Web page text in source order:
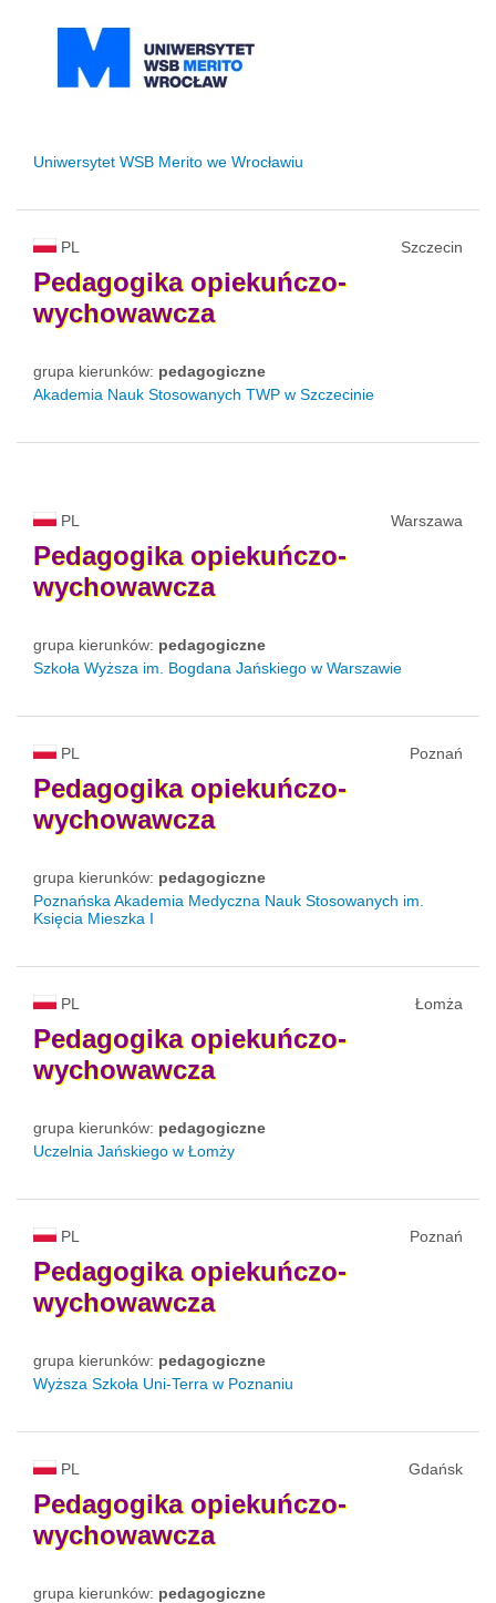
Uniwersytet WSB Merito we Wrocławiu
PL Szczecin
Pedagogika opiekuńczo-
wychowawcza
grupa kierunków: pedagogiczne
Akademia Nauk Stosowanych TWP w Szczecinie
PL Warszawa
Pedagogika opiekuńczo-
wychowawcza
grupa kierunków: pedagogiczne
Szkoła Wyższa im. Bogdana Jańskiego w Warszawie
PL Poznań
Pedagogika opiekuńczo-
wychowawcza
grupa kierunków: pedagogiczne
Poznańska Akademia Medyczna Nauk Stosowanych im.
Księcia Mieszka I
PL Łomża
Pedagogika opiekuńczo-
wychowawcza
grupa kierunków: pedagogiczne
Uczelnia Jańskiego w Łomży
PL Poznań
Pedagogika opiekuńczo-
wychowawcza
grupa kierunków: pedagogiczne
Wyższa Szkoła Uni-Terra w Poznaniu
PL Gdańsk
Pedagogika opiekuńczo-
wychowawcza
grupa kierunków: pedagogiczne